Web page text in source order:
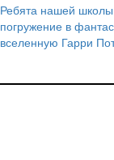
Навигация
по
Ребята нашей
погружение в
вселенную Гарри